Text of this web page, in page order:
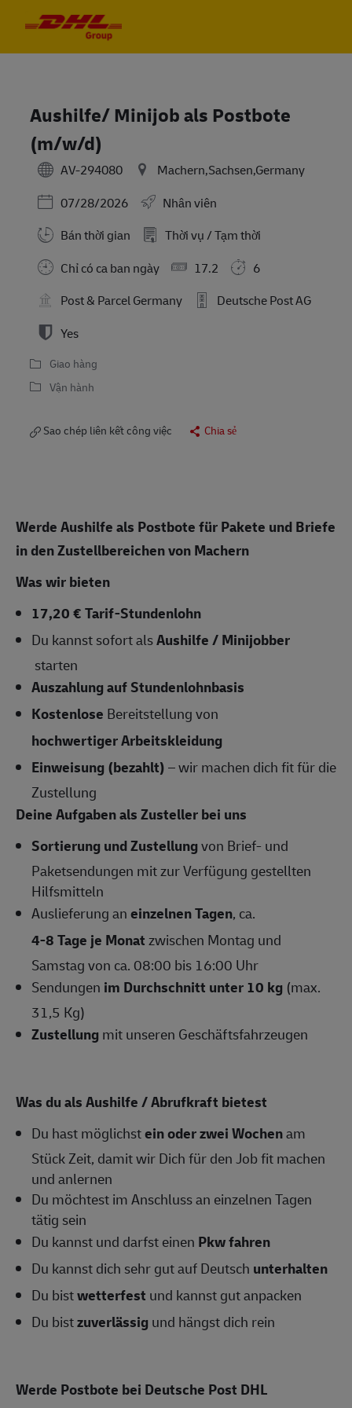
Aushilfe/ Minijob als Postbote
(m/w/d)
AV-294080
Machern,Sachsen,Germany
Posted Date
07/28/2026
Nhân viên
Bán thời gian
Thời vụ / Tạm thời
Chỉ có ca ban ngày
17.2
6
Post & Parcel Germany
Deutsche Post AG
Yes
Giao hàng
Vận hành
Sao chép liên kết công việc Chia sẻ
Werde Aushilfe als Postbote für Pakete und Briefe
in den Zustellbereichen von Machern
Was wir bieten
17,20 € Tarif-Stundenlohn
Du kannst sofort alsAushilfe / Minijobber
starten
Auszahlung auf Stundenlohnbasis
Kostenlose Bereitstellung von
hochwertiger Arbeitskleidung
Einweisung (bezahlt)– wir machen dich fit für die
Zustellung
Deine Aufgaben als Zusteller bei uns
Sortierung und Zustellungvon Brief- und
Paketsendungen mit zur Verfügung gestellten
Hilfsmitteln
Auslieferung aneinzelnen Tagen, ca.
4-8 Tage je Monatzwischen Montag und
Samstag von ca. 08:00 bis 16:00 Uhr
Sendungen im Durchschnitt unter 10 kg (max.
31,5 Kg)
Zustellungmit unseren Geschäftsfahrzeugen
Was du als Aushilfe / Abrufkraft bietest
Du hast möglichstein oder zweiWochenam
Stück Zeit, damit wir Dich für den Job fit machen
und anlernen
Du möchtest im Anschluss an einzelnen Tagen
tätig sein
Du kannst und darfst einen Pkw fahren
Du kannst dich sehr gut auf Deutsch unterhalten
Du bistwetterfest und kannst gut anpacken
Du bistzuverlässigund hängst dich rein
Werde Postbote bei Deutsche Post DHL